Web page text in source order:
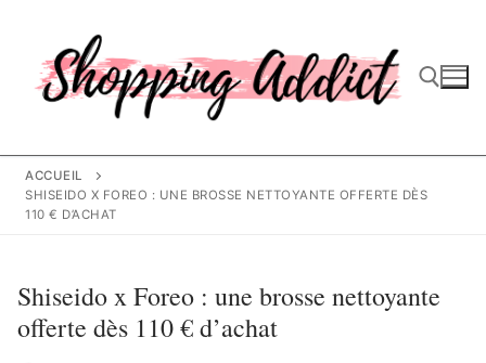
contenu
ACCUEIL
SHISEIDO X FOREO : UNE BROSSE NETTOYANTE OFFERTE DÈS
110 € D’ACHAT
Shiseido x Foreo : une brosse nettoyante
offerte dès 110 € d’achat